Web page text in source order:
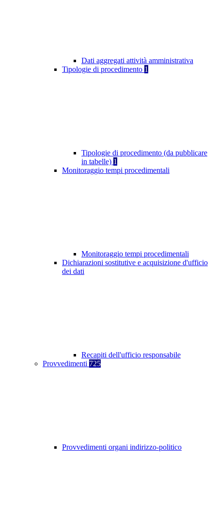
Dati aggregati attività amministrativa
Tipologie di procedimento 1
Tipologie di procedimento (da pubblicare
in tabelle) 1
Monitoraggio tempi procedimentali
Monitoraggio tempi procedimentali
Dichiarazioni sostitutive e acquisizione d'ufficio
dei dati
Recapiti dell'ufficio responsabile
Provvedimenti 725
Provvedimenti organi indirizzo-politico